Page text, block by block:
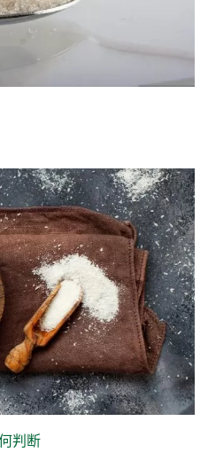
判断